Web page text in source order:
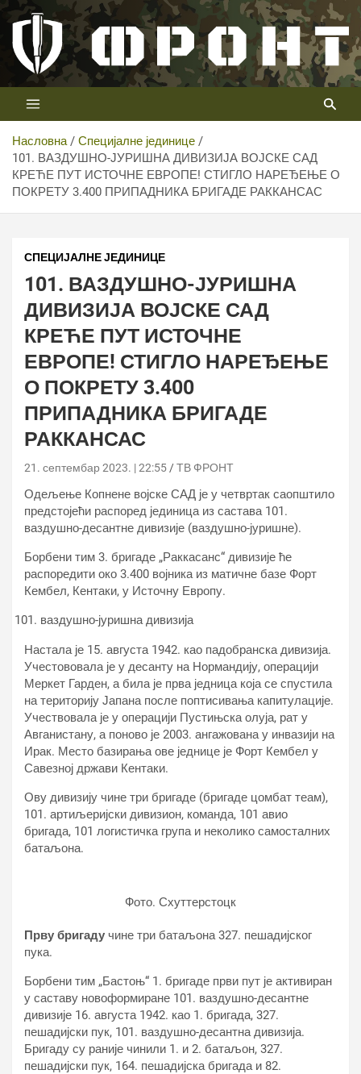
Скип
цонтент
Телевизија ФРОНТ
Први војни канал у Србији
Насловна
Специјалне јединице
101. ВАЗДУШНО-ЈУРИШНА ДИВИЗИЈА ВОЈСКЕ САД
КРЕЋЕ ПУТ ИСТОЧНЕ ЕВРОПЕ! СТИГЛО НАРЕЂЕЊЕ О
ПОКРЕТУ 3.400 ПРИПАДНИКА БРИГАДЕ РАККАНСАС
СПЕЦИЈАЛНЕ ЈЕДИНИЦЕ
101. ВАЗДУШНО-ЈУРИШНА
ДИВИЗИЈА ВОЈСКЕ САД
КРЕЋЕ ПУТ ИСТОЧНЕ
ЕВРОПЕ! СТИГЛО НАРЕЂЕЊЕ
О ПОКРЕТУ 3.400
ПРИПАДНИКА БРИГАДЕ
РАККАНСАС
21. септембар 2023. | 22:55 ТВ ФРОНТ
Одељење Копнене војске САД је у четвртак саопштило
предстојећи распоред јединица из састава 101.
ваздушно-десантне дивизије (ваздушно-јуришне).
Борбени тим 3. бригаде „Раккасанс“ дивизије ће
распоредити око 3.400 војника из матичне базе Форт
Кембел, Кентаки, у Источну Европу.
ваздушно-јуришна дивизија
Настала је 15. августа 1942. као падобранска дивизија.
Учестововала је у десанту на Нормандију, операцији
Меркет Гарден, а била је прва једница која се спустила
на територију Јапана после поптисивања капитулације.
Учествовала је у операцији Пустињска олуја, рат у
Авганистану, а поново је 2003. ангажована у инвазији на
Ирак. Место базирања ове једнице је Форт Кембел у
Савезној држави Кентаки.
Ову дивизију чине три бригаде (бригаде цомбат теам),
101. артиљеријски дивизион, команда, 101 авио
бригада, 101 логистичка група и неколико самосталних
батаљона.
Фото. Схуттерстоцк
Прву бригаду чине три батаљона 327. пешадијског
пука.
Борбени тим „Бастоњ“ 1. бригаде први пут је активиран
у саставу новоформиране 101. ваздушно-десантне
дивизије 16. августа 1942. као 1. бригада, 327.
пешадијски пук, 101. ваздушно-десантна дивизија.
Бригаду су раније чинили 1. и 2. батаљон, 327.
пешадијски пук, 164. пешадијска бригада и 82.